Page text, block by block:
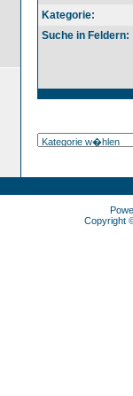
Kategorie:
Suche in Feldern:
Copyright